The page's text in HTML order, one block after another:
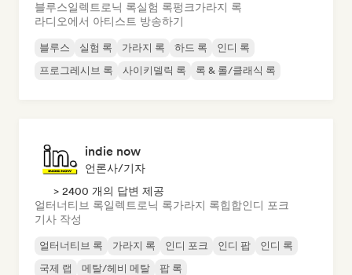
블루스일렉트로닉 록실험 록펑크가라지 록
라디오에서 아티스트 방송하기
블루스 실험 록 가라지 록 하드 록
인디 록
프로그레시브 록
사이키델릭 록 록 & 롤/클래식 록
indie now
언론사/기자
> 2400 개의 답변 제공
얼터너티브 록일렉트로닉 록가라지 록힙합인디 포크
기사 작성
얼터너티브 록 가라지 록 인디 포크 인디 팝
인디 록
국제 랩
메탈/헤비 메탈 팝 록